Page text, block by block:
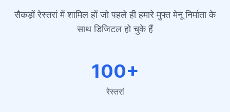
सैकड़ों रेस्तरां में शामिल हों जो पहले ही हमारे मुफ्त मेनू निर्माता के
साथ डिजिटल हो चुके हैं
100+
रेस्तरां